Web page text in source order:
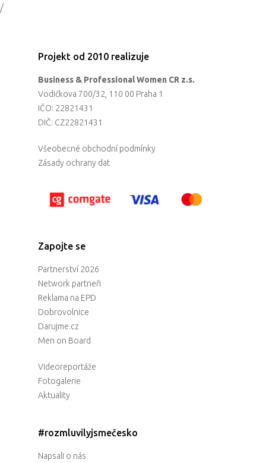
/
Projekt od 2010 realizuje
Business & Professional Women CR z.s.
Vodičkova 700/32, 110 00 Praha 1
IČO: 22821431
DIČ: CZ22821431
Všeobecné obchodní podmínky
Zásady ochrany dat
Zapojte se
Partnerství 2026
Network partneři
Reklama na EPD
Dobrovolnice
Darujme.cz
Men on Board
Videoreportáže
Fotogalerie
Aktuality
#rozmluvilyjsmečesko
Napsali o nás
Program
Mentors 2026